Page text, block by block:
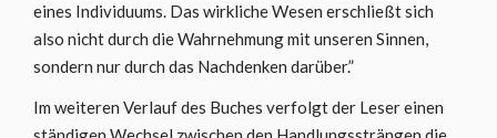
eines Individuums. Das wirkliche Wesen erschließt sich
also nicht durch die Wahrnehmung mit unseren Sinnen,
sondern nur durch das Nachdenken darüber.”
Im weiteren Verlauf des Buches verfolgt der Leser einen